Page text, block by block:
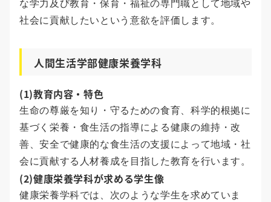
な学力及び教育・保育・福祉の専門職として地域や
社会に貢献したいという意欲を評価します。
人間生活学部健康栄養学科
(1)教育内容・特色
生命の尊厳を知り・守るための食育、科学的根拠に
基づく栄養・食生活の指導による健康の維持・改
善、安全で健康的な食生活の支援によって地域・社
会に貢献する人材養成を目指した教育を行います。
(2)健康栄養学科が求める学生像
健康栄養学科では、次のような学生を求めていま